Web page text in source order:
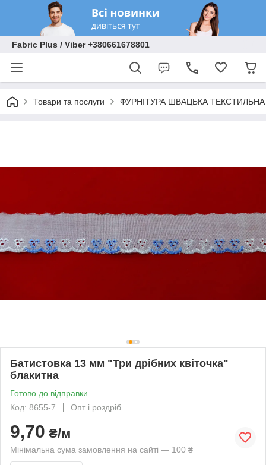
Fabric Plus / Viber +380661678801
Товари та послуги ФУРНІТУРА ШВАЦЬКА ТЕКСТИЛЬНА
Батистовка 13 мм "Три дрібних квіточка"
блакитна
Готово до відправки
Код: 8655-7
Опт і роздріб
9,70 ₴/м
Мінімальна сума замовлення на сайті — 100 ₴